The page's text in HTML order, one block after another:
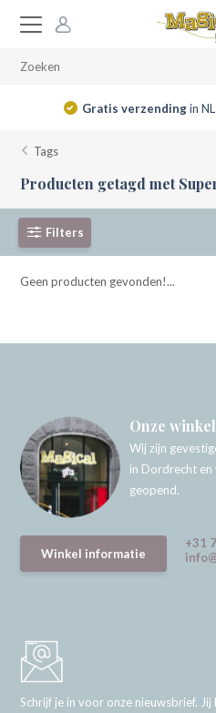
Gratis verzendingin
Tags
Producten getagd met
Filters
Geen producten gevonden!...
Onze winkel
Wij zijn
in Dordrecht en
geopend.
Winkel informatie
+31
Schrijf je in voor onze nieuwsbrief.